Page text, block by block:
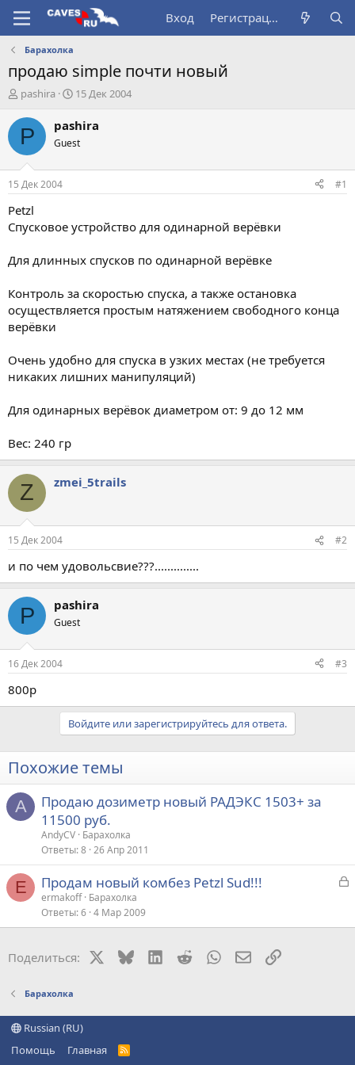
Вход Регистрация
Барахолка
продаю simple почти новый
А
т
о
т
е
м
ы
pashira
Д
т
н
а
15 Дек 2004
P pashira
Guest
15 Дек 2004 #1
Petzl
Спусковое устройство для одинарной верёвки
Для длинных спусков по одинарной верёвке
Контроль за скоростью спуска, а также остановка
осуществляется простым натяжением свободного конца
верёвки
Очень удобно для спуска в узких местах (не требуется
никаких лишних манипуляций)
Для одинарных верёвок диаметром от: 9 дo 12 мм
Вес: 240 гр
Z zmei_5trails
15 Дек 2004 #2
и по чем удовольсвие???..............
P pashira
Guest
16 Дек 2004 #3
800р
Войдите или зарегистрируйтесь для ответа.
Похожие темы
A
Продаю дозиметр новый РАДЭКС 1503+ за
11500 руб.
AndyCV Барахолка
Ответы 8 26 Апр 2011
E
З
р
Продам новый комбез Petzl Sud!!!
ermakoff Барахолка
Ответы 6 4 Мар 2009
Поделиться: BlueskyLinkedIn
RedditWhatsAppЭлектронная
Ссылка
Барахолка
Russian (RU)
Помощь
Главная
R